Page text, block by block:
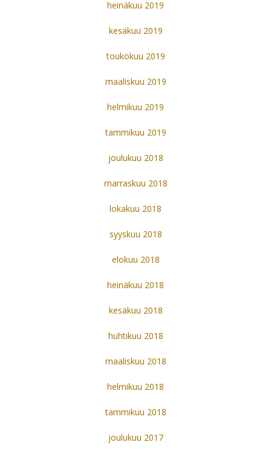
heinäkuu 2019
kesäkuu 2019
toukokuu 2019
maaliskuu 2019
helmikuu 2019
tammikuu 2019
joulukuu 2018
marraskuu 2018
lokakuu 2018
syyskuu 2018
elokuu 2018
heinäkuu 2018
kesäkuu 2018
huhtikuu 2018
maaliskuu 2018
helmikuu 2018
tammikuu 2018
joulukuu 2017